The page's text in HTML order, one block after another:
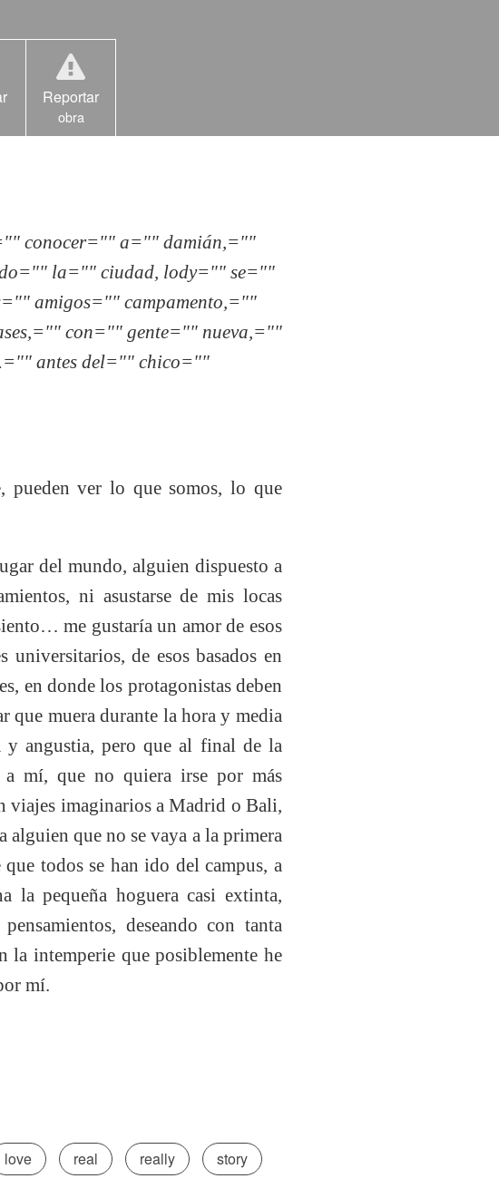
Reportar
obra
conocer="" a="" damián,=""
la="" ciudad, lody="" se=""
amigos="" campamento,=""
con="" gente="" nueva,=""
antes del="" chico=""
pueden ver lo que somos, lo que
del mundo, alguien dispuesto a
ni asustarse de mis locas
me gustaría un amor de esos
de esos basados en
en donde los protagonistas deben
que muera durante la hora y media
angustia, pero que al final de la
a mí, que no quiera irse por más
viajes imaginarios a Madrid o Bali,
que no se vaya a la primera
todos se han ido del campus, a
la pequeña hoguera casi extinta,
deseando con tanta
la intemperie que posiblemente he
mí.
love real really story